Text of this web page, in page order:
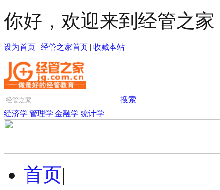
你好，欢迎来到经管之家
设为首页 | 经管之家首页 | 收藏本站
搜索
经济学 管理学 金融学 统计学
首页|